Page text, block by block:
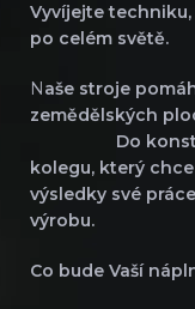
Vyvíjejte
po celém světě.
Naše stroje
zemědělských
Do
kolegu, který
výsledky své
výrobu.
Co bude Vaší